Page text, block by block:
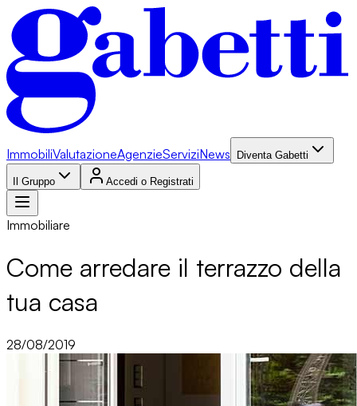
ImmobiliValutazioneAgenzieServiziNews Diventa Gabetti
Il Gruppo Accedi o Registrati
Immobiliare
Come arredare il terrazzo della
tua casa
28/08/2019